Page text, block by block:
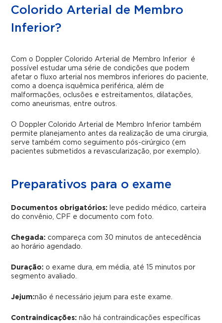
Colorido Arterial de Membro
Inferior?
Com o Doppler Colorido Arterial de Membro Inferior é
possível estudar uma série de condições que podem
afetar o fluxo arterial nos membros inferiores do paciente,
como a doença isquêmica periférica, além de
malformações, oclusões e estreitamentos, dilatações,
como aneurismas, entre outros.
O Doppler Colorido Arterial de Membro Inferior também
permite planejamento antes da realização de uma cirurgia,
serve também como seguimento pós-cirúrgico (em
pacientes submetidos a revascularização, por exemplo).
Preparativos para o exame
Documentos obrigatórios:
leve pedido médico, carteira
do convênio, CPF e documento com foto.
Chegada: compareça com 30 minutos de antecedência
ao horário agendado.
Duração: o exame dura, em média, até 15 minutos por
segmento avaliado.
Jejum:não é necessário jejum para este exame.
Contraindicações: não há contraindicações específicas